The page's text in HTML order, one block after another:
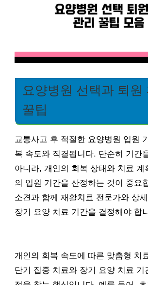
요양병원 선택과 퇴원
꿀팁
교통사고 후 적절한 요양병원 입원
복 속도와 직결됩니다. 단순히 기간
아니라, 개인의 회복 상태와 치료 계
의 입원 기간을 산정하는 것이 중요
소견과 함께 재활치료 전문가와 상
장기 요양 치료 기간을 결정해야 합
개인의 회복 속도에 따른 맞춤형 치
단기 집중 치료와 장기 요양 치료 기